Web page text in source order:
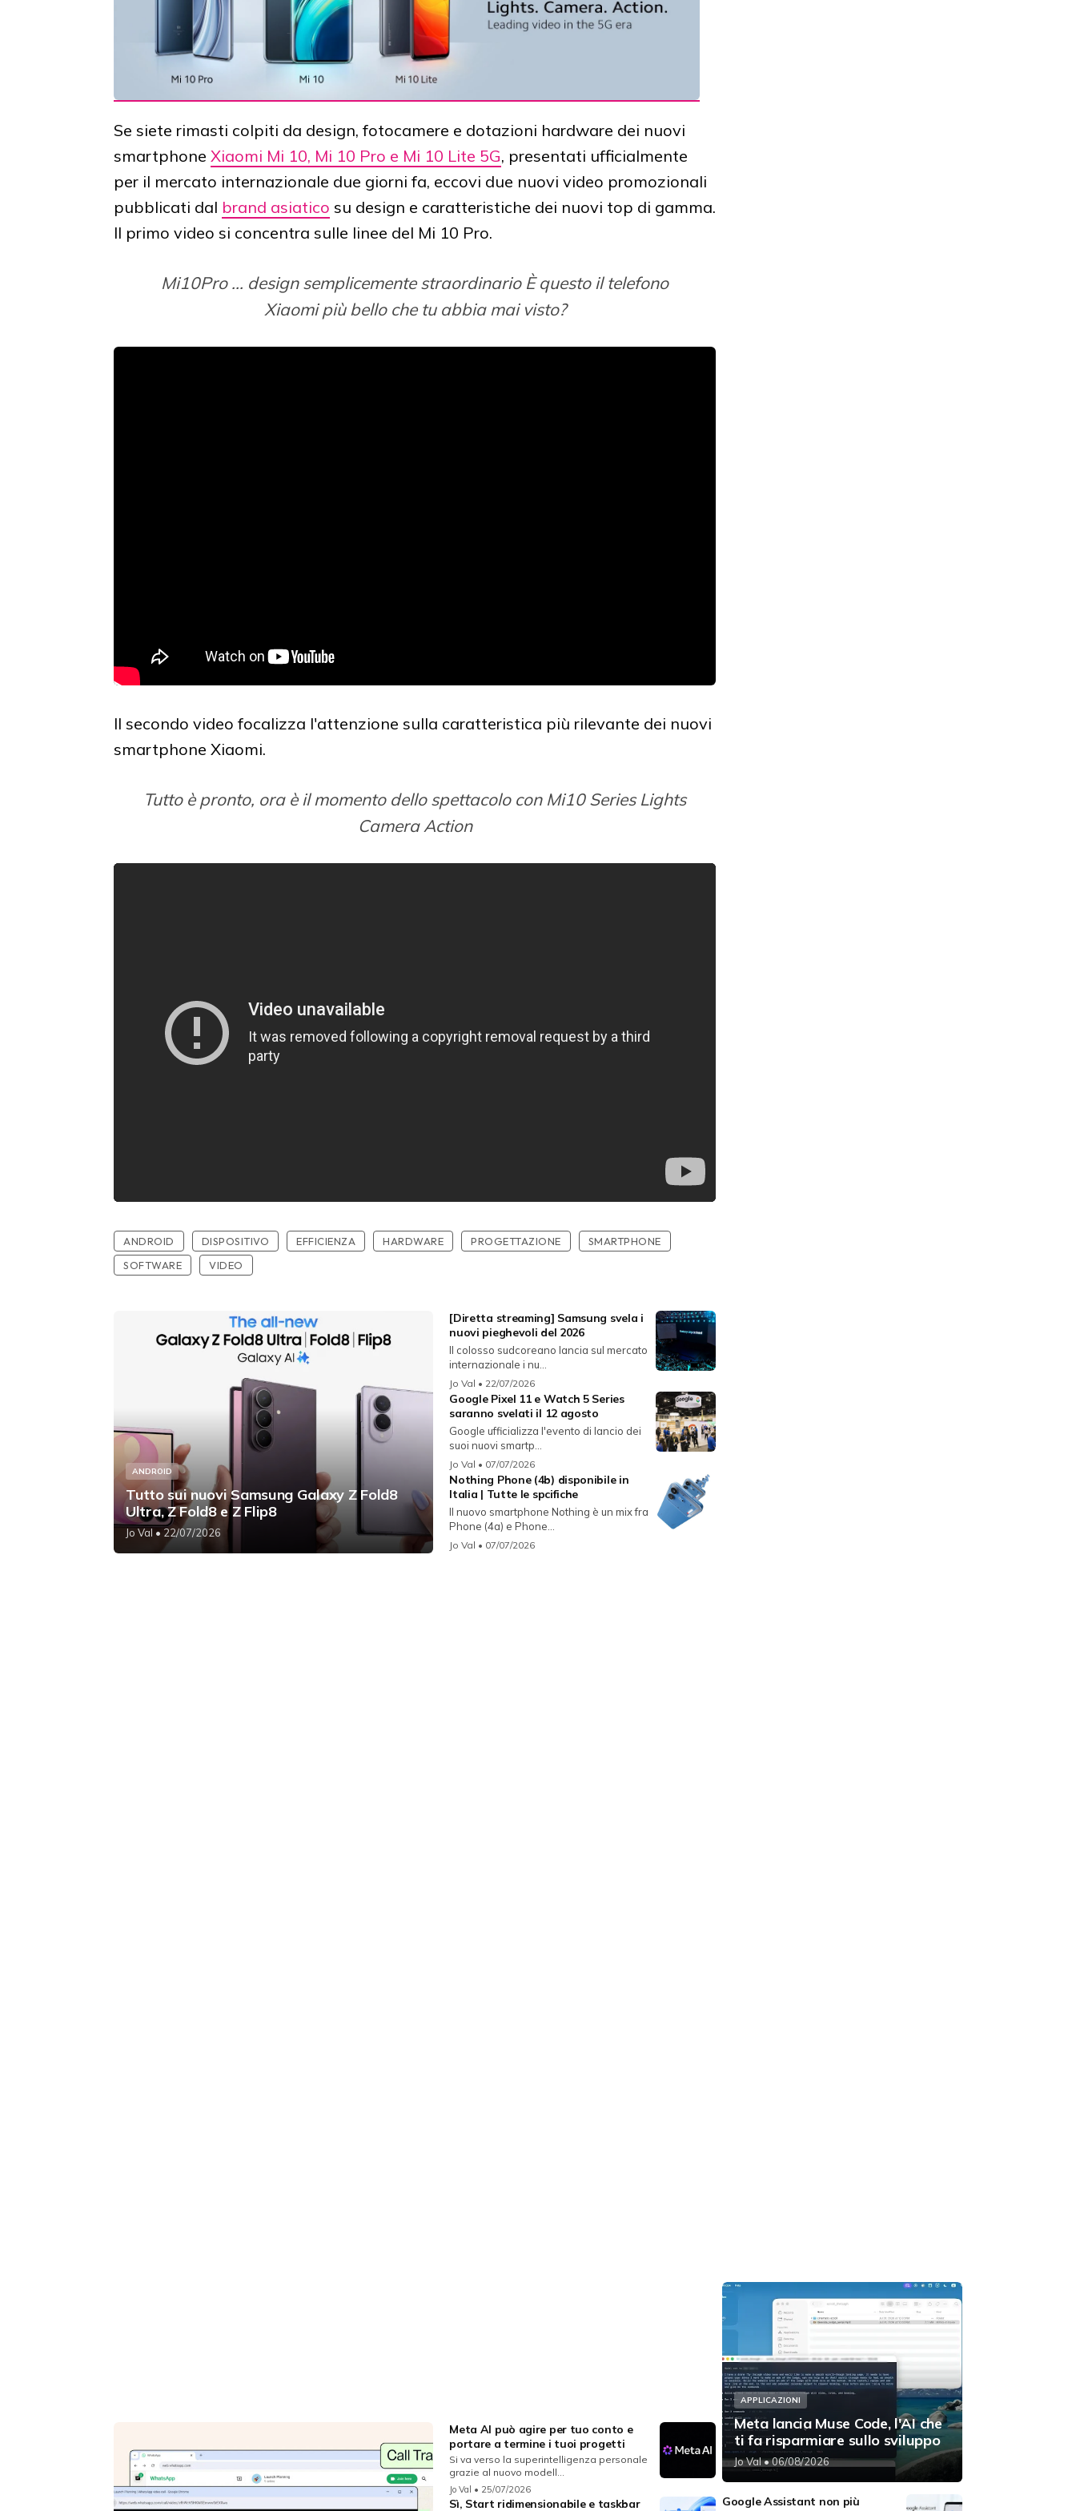
Se siete rimasti colpiti da design, fotocamere e dotazioni hardware dei nuovi
smartphone Xiaomi Mi 10, Mi 10 Pro e Mi 10 Lite 5G, presentati ufficialmente
per il mercato internazionale due giorni fa, eccovi due nuovi video promozionali
pubblicati dal brand asiatico su design e caratteristiche dei nuovi top di gamma.
Il primo video si concentra sulle linee del Mi 10 Pro.
Mi10Pro ... design semplicemente straordinario È questo il telefono
Xiaomi più bello che tu abbia mai visto?
Il secondo video focalizza l'attenzione sulla caratteristica più rilevante dei nuovi
smartphone Xiaomi.
Tutto è pronto, ora è il momento dello spettacolo con Mi10 Series Lights
Camera Action
ANDROID DISPOSITIVO EFFICIENZA HARDWARE PROGETTAZIONE
SMARTPHONE
SOFTWARE
VIDEO
ANDROID
Tutto sui nuovi Samsung Galaxy Z Fold8
Ultra, Z Fold8 e Z Flip8
Jo Val • 22/07/2026
[Diretta streaming] Samsung svela i
nuovi pieghevoli del 2026
Il colosso sudcoreano lancia sul mercato
internazionale i nu...
Jo Val • 22/07/2026
Google Pixel 11 e Watch 5 Series
saranno svelati il 12 agosto
Google ufficializza l'evento di lancio dei
suoi nuovi smartp...
Jo Val • 07/07/2026
Nothing Phone (4b) disponibile in
Italia | Tutte le spcifiche
Il nuovo smartphone Nothing è un mix fra
Phone (4a) e Phone...
Jo Val • 07/07/2026
Meta AI può agire per tuo conto e
portare a termine i tuoi progetti
Si va verso la superintelligenza personale
grazie al nuovo modell...
Jo Val • 25/07/2026
Sì, Start ridimensionabile e taskbar
APPLICAZIONI
Meta lancia Muse Code, l'AI che
ti fa risparmiare sullo sviluppo
Jo Val• 06/08/2026
Google Assistant non più